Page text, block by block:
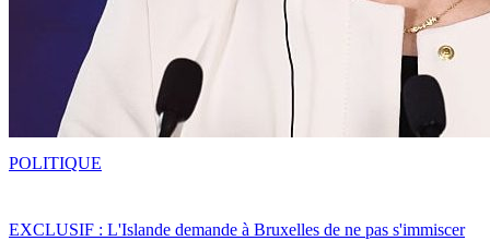
EXCLUSIF : L'Islande demande à Bruxelles de ne pas s'immiscer
POLITIQUE